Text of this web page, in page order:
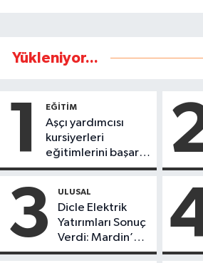
Yükleniyor...
1 EĞİTİM
Aşçı yardımcısı
kursiyerleri
eğitimlerini başarı
ile tamamladı
3 ULUSAL
Dicle Elektrik
Yatırımları Sonuç
Verdi: Mardin’de
Kayıp Kaçak